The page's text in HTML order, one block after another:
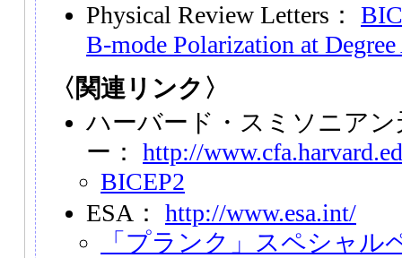
Physical Review Letters：
B-mode Polarization at
〈関連リンク〉
ハーバード・スミソニア
ー： http://
BICEP2
ESA： http://www.esa.int/
「プランク」スペシャル